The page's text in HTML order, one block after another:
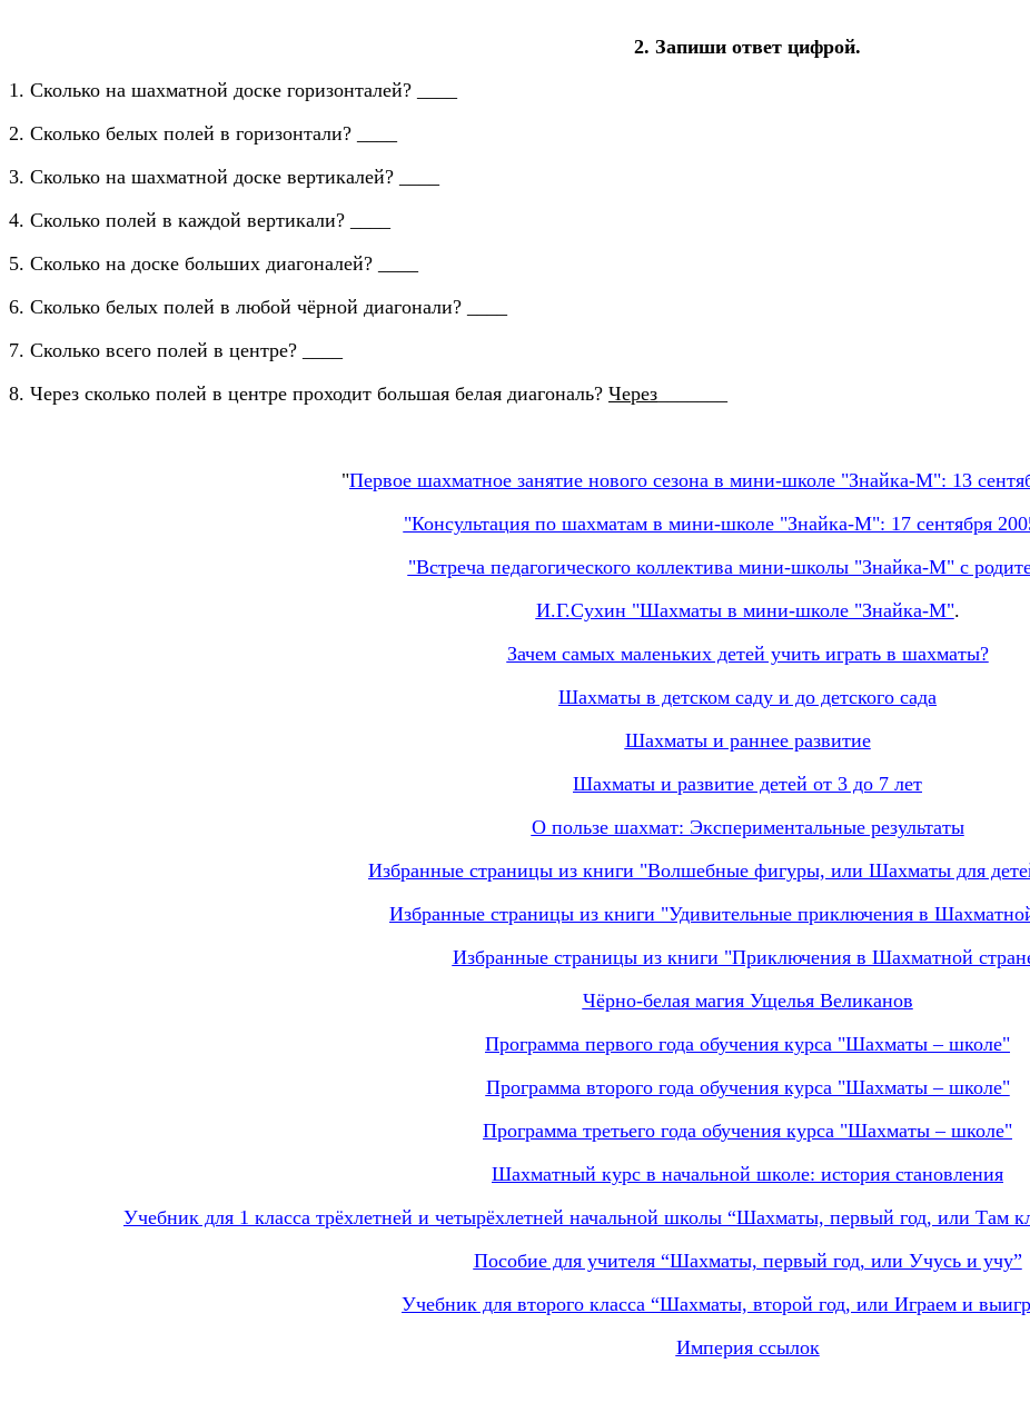
2. Запиши ответ цифрой.
1. Сколько на шахматной доске горизонталей? ____
2. Сколько белых полей в горизонтали? ____
3. Сколько на шахматной доске вертикалей? ____
4. Сколько полей в каждой вертикали? ____
5. Сколько на доске больших диагоналей? ____
6. Сколько белых полей в любой чёрной диагонали? ____
7. Сколько всего полей в центре? ____
8. Через сколько полей в центре проходит большая белая диагональ? Через
"Первое шахматное занятие нового сезона в мини-школе "Знайка-М": 13
"Консультация по шахматам в мини-школе "Знайка-М": 17 сентября
"Встреча педагогического коллектива мини-школы "Знайка-М" с
И.Г.Сухин "Шахматы в мини-школе "Знайка-М".
Зачем самых маленьких детей учить играть в шахматы?
Шахматы в детском саду и до детского сада
Шахматы и раннее развитие
Шахматы и развитие детей от 3 до 7 лет
О пользе шахмат: Экспериментальные результаты
Избранные страницы из книги "Волшебные фигуры, или Шахматы для
Избранные страницы из книги "Удивительные приключения в
Избранные страницы из книги "Приключения в Шахматной
Чёрно-белая магия Ущелья Великанов
Программа первого года обучения курса "Шахматы – школе"
Программа второго года обучения курса "Шахматы – школе"
Программа третьего года обучения курса "Шахматы – школе"
Шахматный курс в начальной школе: история становления
Учебник для 1 класса трёхлетней и четырёхлетней начальной школы “Шахматы, первый год, или Там
Пособие для учителя “Шахматы, первый год, или Учусь и учу”
Учебник для второго класса “Шахматы, второй год, или Играем и
Империя ссылок